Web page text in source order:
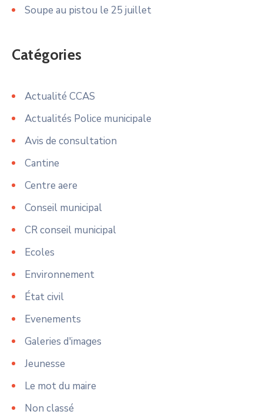
Soupe au pistou le 25 juillet
Catégories
Actualité CCAS
Actualités Police municipale
Avis de consultation
Cantine
Centre aere
Conseil municipal
CR conseil municipal
Ecoles
Environnement
État civil
Evenements
Galeries d'images
Jeunesse
Le mot du maire
Non classé